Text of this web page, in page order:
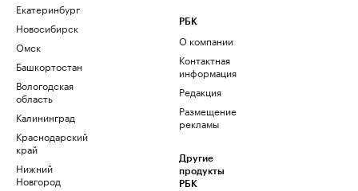
Екатеринбург
Новосибирск
Омск
Башкортостан
Вологодская
область
Калининград
Краснодарский
край
Нижний
Новгород
РБК
О компании
Контактная
информация
Редакция
Размещение
рекламы
Другие
продукты
РБК